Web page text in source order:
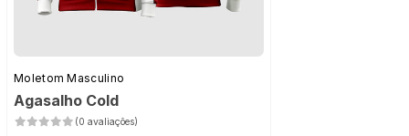
Moletom Masculino
Agasalho Cold
(0 avaliações)